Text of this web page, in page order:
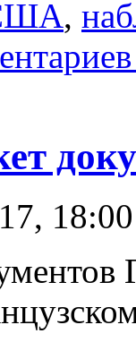
,
18:00